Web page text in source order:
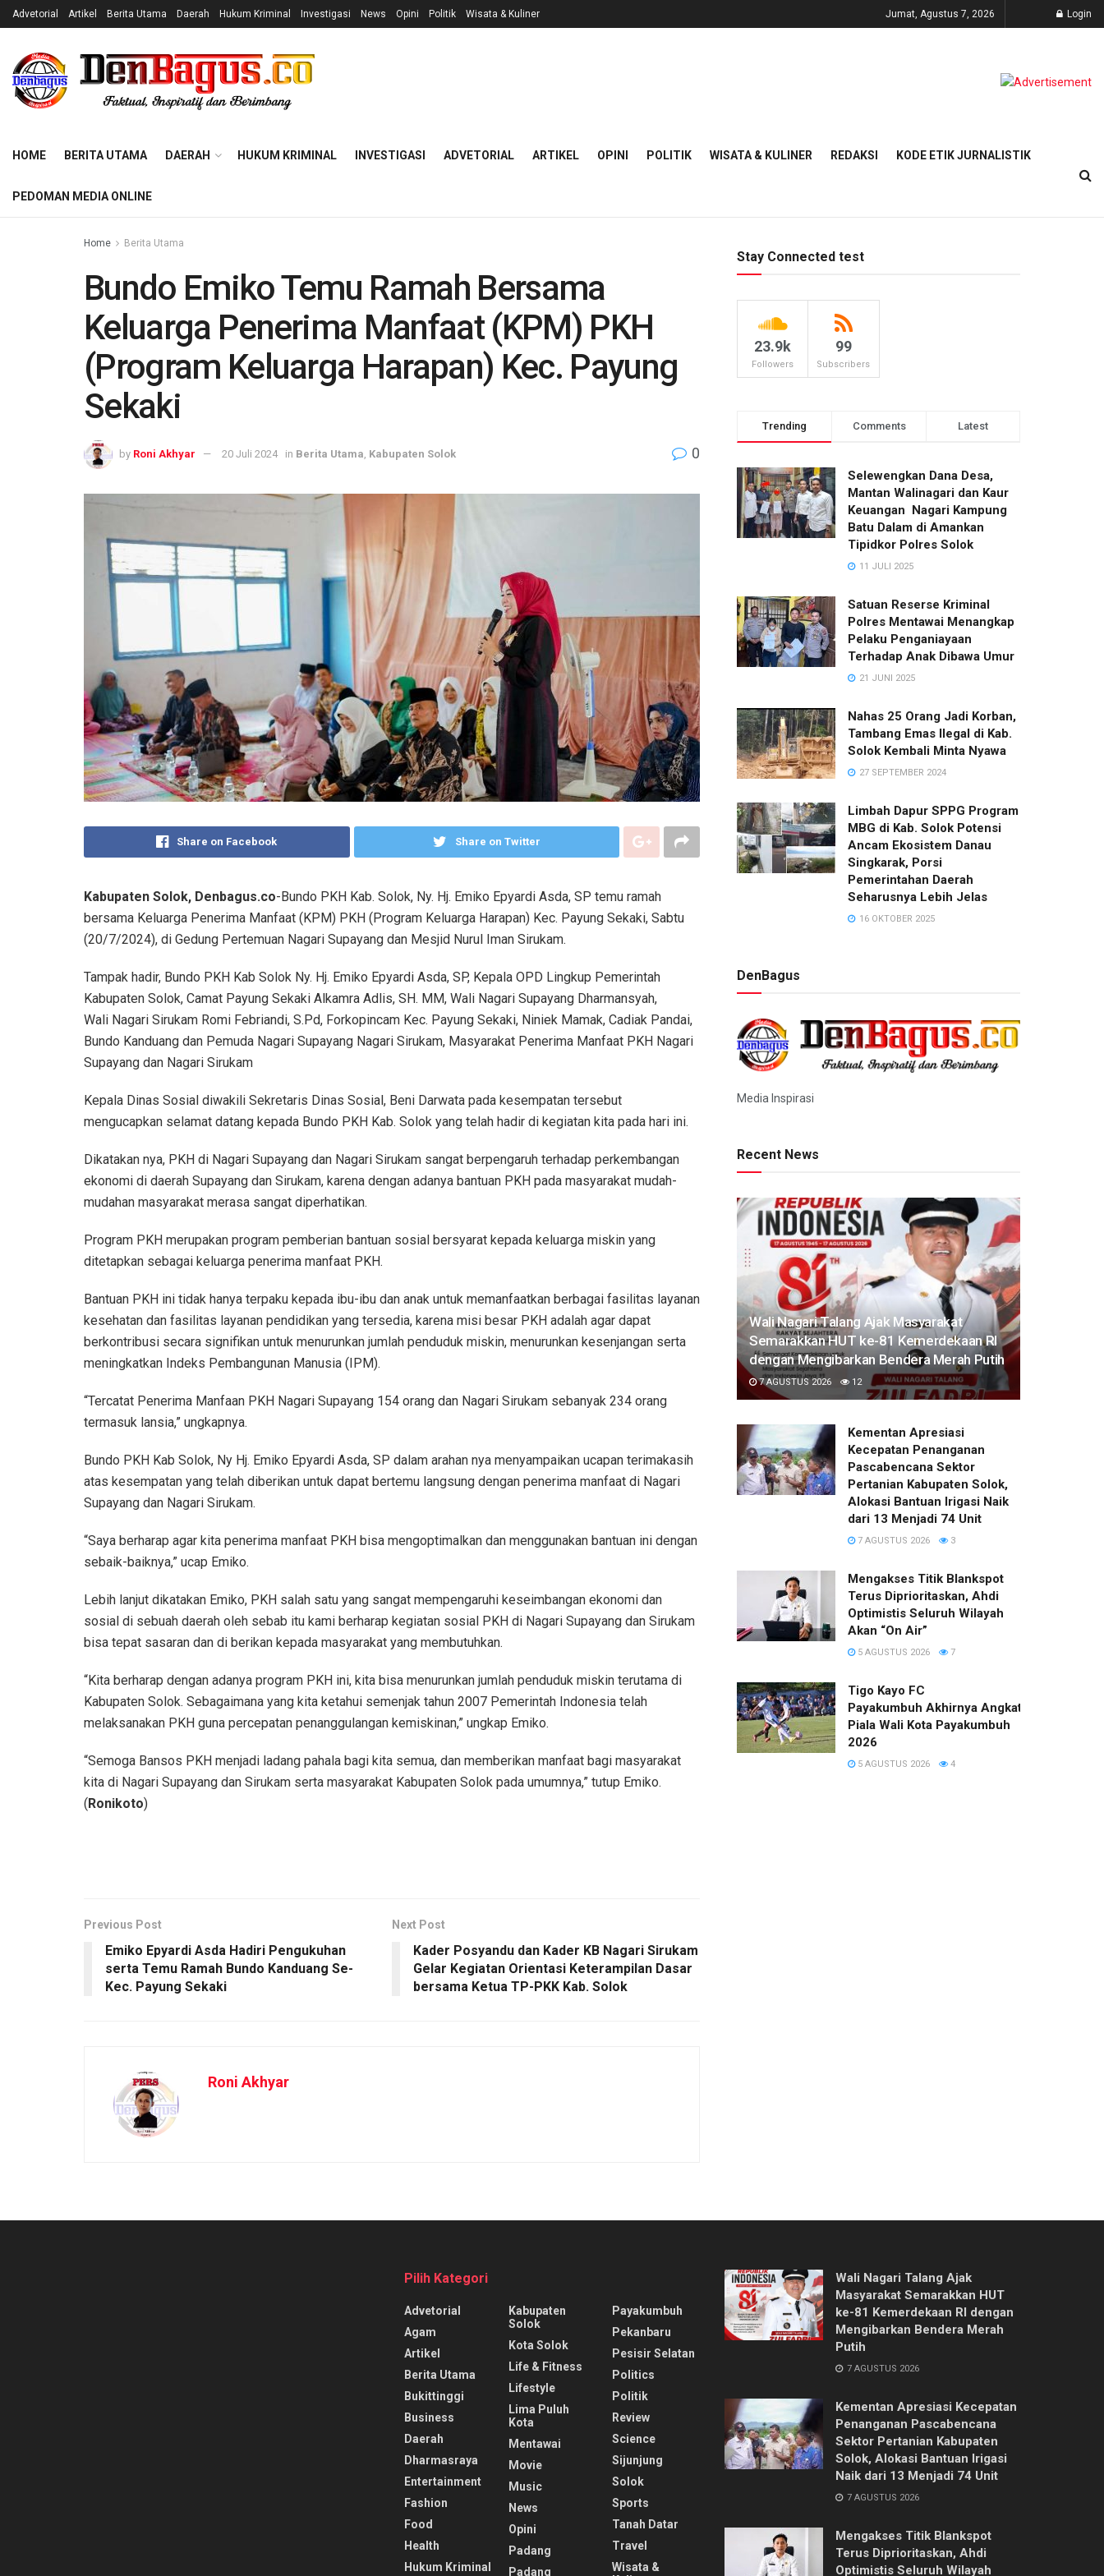
Advetorial Artikel Berita Utama Daerah Hukum Kriminal Investigasi News Opini Politik Wisata & Kuliner Jumat, Agustus 7, 2026 Login
HOME BERITA UTAMA DAERAH HUKUM KRIMINAL INVESTIGASI ADVETORIAL ARTIKEL OPINI POLITIK WISATA & KULINER REDAKSI KODE ETIK JURNALISTIK
PEDOMAN MEDIA ONLINE
Home Berita Utama
Bundo Emiko Temu Ramah Bersama
Keluarga Penerima Manfaat (KPM) PKH
(Program Keluarga Harapan) Kec. Payung
Sekaki
by Roni Akhyar 20 Juli 2024 in Berita Utama Kabupaten Solok 0
Share on Facebook Share on Twitter
Kabupaten Solok, Denbagus.co-Bundo PKH Kab. Solok, Ny. Hj. Emiko Epyardi Asda, SP temu ramah
bersama Keluarga Penerima Manfaat (KPM) PKH (Program Keluarga Harapan) Kec. Payung Sekaki, Sabtu
(20/7/2024), di Gedung Pertemuan Nagari Supayang dan Mesjid Nurul Iman Sirukam.
Tampak hadir, Bundo PKH Kab Solok Ny. Hj. Emiko Epyardi Asda, SP, Kepala OPD Lingkup Pemerintah
Kabupaten Solok, Camat Payung Sekaki Alkamra Adlis, SH. MM, Wali Nagari Supayang Dharmansyah,
Wali Nagari Sirukam Romi Febriandi, S.Pd, Forkopincam Kec. Payung Sekaki, Niniek Mamak, Cadiak Pandai,
Bundo Kanduang dan Pemuda Nagari Supayang Nagari Sirukam, Masyarakat Penerima Manfaat PKH Nagari
Supayang dan Nagari Sirukam
Kepala Dinas Sosial diwakili Sekretaris Dinas Sosial, Beni Darwata pada kesempatan tersebut
mengucapkan selamat datang kepada Bundo PKH Kab. Solok yang telah hadir di kegiatan kita pada hari ini.
Dikatakan nya, PKH di Nagari Supayang dan Nagari Sirukam sangat berpengaruh terhadap perkembangan
ekonomi di daerah Supayang dan Sirukam, karena dengan adanya bantuan PKH pada masyarakat mudah-
mudahan masyarakat merasa sangat diperhatikan.
Program PKH merupakan program pemberian bantuan sosial bersyarat kepada keluarga miskin yang
ditetapkan sebagai keluarga penerima manfaat PKH.
Bantuan PKH ini tidak hanya terpaku kepada ibu-ibu dan anak untuk memanfaatkan berbagai fasilitas layanan
kesehatan dan fasilitas layanan pendidikan yang tersedia, karena misi besar PKH adalah agar dapat
berkontribusi secara signifikan untuk menurunkan jumlah penduduk miskin, menurunkan kesenjangan serta
meningkatkan Indeks Pembangunan Manusia (IPM).
“Tercatat Penerima Manfaan PKH Nagari Supayang 154 orang dan Nagari Sirukam sebanyak 234 orang
termasuk lansia,” ungkapnya.
Bundo PKH Kab Solok, Ny Hj. Emiko Epyardi Asda, SP dalam arahan nya menyampaikan ucapan terimakasih
atas kesempatan yang telah diberikan untuk dapat bertemu langsung dengan penerima manfaat di Nagari
Supayang dan Nagari Sirukam.
“Saya berharap agar kita penerima manfaat PKH bisa mengoptimalkan dan menggunakan bantuan ini dengan
sebaik-baiknya,” ucap Emiko.
Lebih lanjut dikatakan Emiko, PKH salah satu yang sangat mempengaruhi keseimbangan ekonomi dan
sosial di sebuah daerah oleh sebab itu kami berharap kegiatan sosial PKH di Nagari Supayang dan Sirukam
bisa tepat sasaran dan di berikan kepada masyarakat yang membutuhkan.
“Kita berharap dengan adanya program PKH ini, kita bisa menurunkan jumlah penduduk miskin terutama di
Kabupaten Solok. Sebagaimana yang kita ketahui semenjak tahun 2007 Pemerintah Indonesia telah
melaksanakan PKH guna percepatan penanggulangan kemiskinan,” ungkap Emiko.
“Semoga Bansos PKH menjadi ladang pahala bagi kita semua, dan memberikan manfaat bagi masyarakat
kita di Nagari Supayang dan Sirukam serta masyarakat Kabupaten Solok pada umumnya,” tutup Emiko.
(Ronikoto)
Previous Post
Emiko Epyardi Asda Hadiri Pengukuhan
serta Temu Ramah Bundo Kanduang Se-
Kec. Payung Sekaki
Next Post
Kader Posyandu dan Kader KB Nagari Sirukam
Gelar Kegiatan Orientasi Keterampilan Dasar
bersama Ketua TP-PKK Kab. Solok
Roni Akhyar
Stay Connected test
23.9k
Followers
99
Subscribers
Trending Comments Latest
Selewengkan Dana Desa,
Mantan Walinagari dan Kaur
Keuangan Nagari Kampung
Batu Dalam di Amankan
Tipidkor Polres Solok
11 JULI 2025
Satuan Reserse Kriminal
Polres Mentawai Menangkap
Pelaku Penganiayaan
Terhadap Anak Dibawa Umur
21 JUNI 2025
Nahas 25 Orang Jadi Korban,
Tambang Emas Ilegal di Kab.
Solok Kembali Minta Nyawa
27 SEPTEMBER 2024
Limbah Dapur SPPG Program
MBG di Kab. Solok Potensi
Ancam Ekosistem Danau
Singkarak, Porsi
Pemerintahan Daerah
Seharusnya Lebih Jelas
16 OKTOBER 2025
DenBagus
Media Inspirasi
Recent News
Wali Nagari Talang Ajak Masyarakat
Semarakkan HUT ke-81 Kemerdekaan RI
dengan Mengibarkan Bendera Merah Putih
7 AGUSTUS 2026 12
Kementan Apresiasi
Kecepatan Penanganan
Pascabencana Sektor
Pertanian Kabupaten Solok,
Alokasi Bantuan Irigasi Naik
dari 13 Menjadi 74 Unit
7 AGUSTUS 2026 3
Mengakses Titik Blankspot
Terus Diprioritaskan, Ahdi
Optimistis Seluruh Wilayah
Akan “On Air”
5 AGUSTUS 2026 7
Tigo Kayo FC
Payakumbuh Akhirnya Angkat Trofi
Piala Wali Kota Payakumbuh
2026
5 AGUSTUS 2026 4
Pilih Kategori
Advetorial
Agam
Artikel
Berita Utama
Bukittinggi
Business
Daerah
Dharmasraya
Entertainment
Fashion
Food
Health
Hukum Kriminal
Kabupaten
Solok
Kota Solok
Life & Fitness
Lifestyle
Lima Puluh
Kota
Mentawai
Movie
Music
News
Opini
Padang
Padang
Payakumbuh
Pekanbaru
Pesisir Selatan
Politics
Politik
Review
Science
Sijunjung
Solok
Sports
Tanah Datar
Travel
Wisata &
Wali Nagari Talang Ajak
Masyarakat Semarakkan HUT
ke-81 Kemerdekaan RI dengan
Mengibarkan Bendera Merah
Putih
7 AGUSTUS 2026
Kementan Apresiasi Kecepatan
Penanganan Pascabencana
Sektor Pertanian Kabupaten
Solok, Alokasi Bantuan Irigasi
Naik dari 13 Menjadi 74 Unit
7 AGUSTUS 2026
Mengakses Titik Blankspot
Terus Diprioritaskan, Ahdi
Optimistis Seluruh Wilayah